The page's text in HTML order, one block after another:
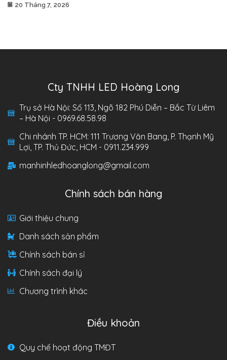
20 Tháng 7, 2026
Cty TNHH LED Hoàng Long
Trụ sở Hà Nội: Số 113, Ngõ 182 Phú Diễn – Bắc Từ Liêm
– Hà Nội - 0969.68.58.98
Chi nhánh TP. HCM: 111 Trương Văn Bang, P. Thạnh Mỹ
Lợi, TP. Thủ Đức, HCM - 0911.234.999
manhinhledhoanglong@gmail.com
Chính sách bán hàng
Giới thiệu chung
Danh sách sản phẩm
Chính sách bán sỉ
Chính sách đại lý
Chương trình khác
Điều khoản
Quy chế hoạt động TMĐT